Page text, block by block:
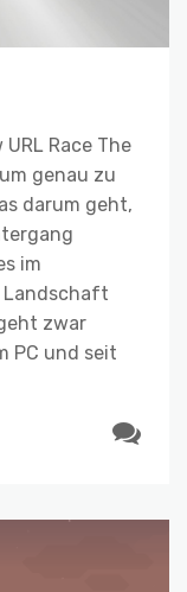
Race The
genau zu
darum geht,
im
Landschaft
zwar
PC und seit